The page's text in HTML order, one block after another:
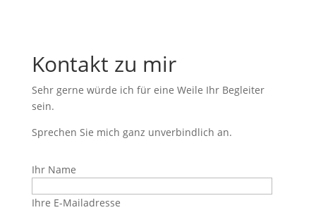
Kontakt zu mir
Sehr gerne würde ich für eine Weile Ihr Begleiter
sein.
Sprechen Sie mich ganz unverbindlich an.
Ihr Name
Ihre E-Mailadresse